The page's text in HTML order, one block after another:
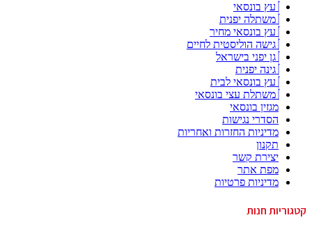
עץ בונסאי
משתלה יפנית
עץ בונסאי מחיר
גישה הוליסטית לחיים
גן יפני בישראל
גינה יפנית
עץ בונסאי לבית
משתלת עצי בונסאי
מגזין בונסאי
הסדרי נגישות
מדיניות החזרות ואחריות
תקנון
יצירת קשר
מפת אתר
מדיניות פרטיות
קטגוריות חנות